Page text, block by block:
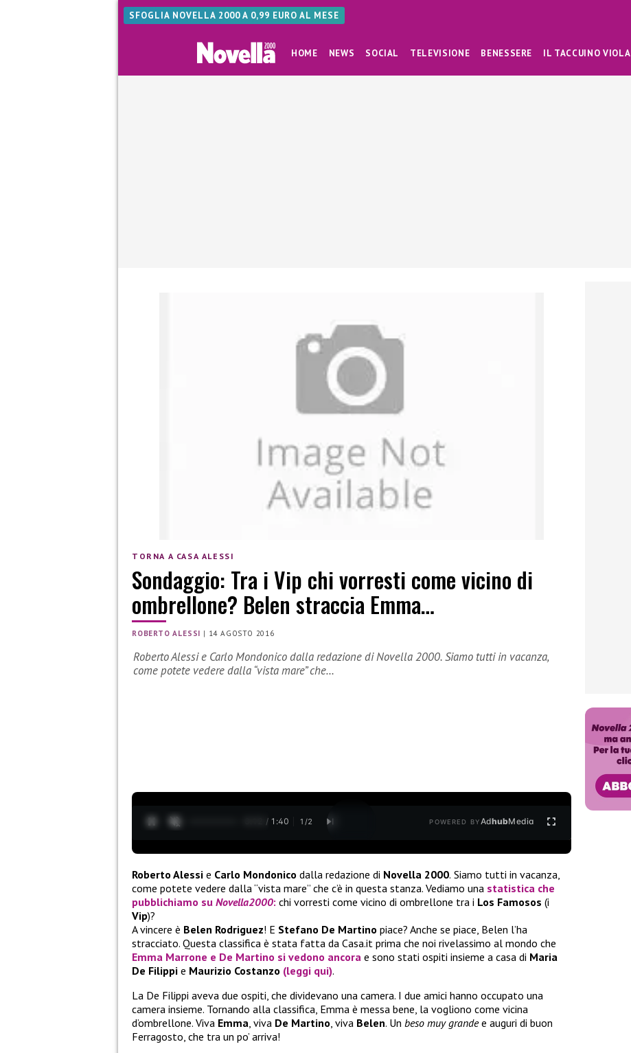
SFOGLIA NOVELLA 2000 A 0,99 EURO AL MESE
HOME NEWS SOCIAL TELEVISIONE BENESSERE IL TACCUINO VIOLA
TORNA A CASA ALESSI
Sondaggio: Tra i Vip chi vorresti come vicino di
ombrellone? Belen straccia Emma…
ROBERTO ALESSI | 14 AGOSTO 2016
Roberto Alessi e Carlo Mondonico dalla redazione di Novella 2000. Siamo tutti in vacanza,
come potete vedere dalla “vista mare” che…
0:13 / 1:40 1 /2 POWERED BYAdhubMedia
Roberto Alessi e Carlo Mondonico dalla redazione di Novella 2000. Siamo tutti in vacanza,
come potete vedere dalla “vista mare” che c’è in questa stanza. Vediamo una statistica che
pubblichiamo su Novella2000: chi vorresti come vicino di ombrellone tra i Los Famosos (i
Vip)?
A vincere è Belen Rodriguez! E Stefano De Martino piace? Anche se piace, Belen l’ha
stracciato. Questa classifica è stata fatta da Casa.it prima che noi rivelassimo al mondo che
Emma Marrone e De Martino si vedono ancora e sono stati ospiti insieme a casa di Maria
De Filippi e Maurizio Costanzo (leggi qui).
La De Filippi aveva due ospiti, che dividevano una camera. I due amici hanno occupato una
camera insieme. Tornando alla classifica, Emma è messa bene, la vogliono come vicina
d’ombrellone. Viva Emma , viva De Martino , viva Belen. Un beso muy grandee auguri di buon
Ferragosto, che tra un po’ arriva!